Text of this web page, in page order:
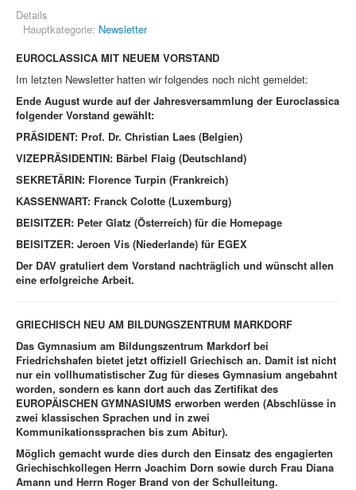
Details
Hauptkategorie: Newsletter
EUROCLASSICA MIT NEUEM VORSTAND
Im letzten Newsletter hatten wir folgendes noch nicht gemeldet:
Ende August wurde auf der Jahresversammlung der Euroclassica
folgender Vorstand gewählt:
PRÄSIDENT: Prof. Dr. Christian Laes (Belgien)
VIZEPRÄSIDENTIN: Bärbel Flaig (Deutschland)
SEKRETÄRIN: Florence Turpin (Frankreich)
KASSENWART: Franck Colotte (Luxemburg)
BEISITZER: Peter Glatz (Österreich) für die Homepage
BEISITZER: Jeroen Vis (Niederlande) für EGEX
Der DAV gratuliert dem Vorstand nachträglich und wünscht allen
eine erfolgreiche Arbeit.
GRIECHISCH NEU AM BILDUNGSZENTRUM MARKDORF
Das Gymnasium am Bildungszentrum Markdorf bei
Friedrichshafen bietet jetzt offiziell Griechisch an. Damit ist nicht
nur ein vollhumatistischer Zug für dieses Gymnasium angebahnt
worden, sondern es kann dort auch das Zertifikat des
EUROPÄISCHEN GYMNASIUMS erworben werden (Abschlüsse in
zwei klassischen Sprachen und in zwei
Kommunikationssprachen bis zum Abitur).
Möglich gemacht wurde dies durch den Einsatz des engagierten
Griechischkollegen Herrn Joachim Dorn sowie durch Frau Diana
Amann und Herrn Roger Brand von der Schulleitung.